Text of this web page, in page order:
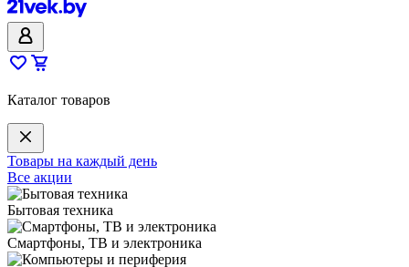
Каталог товаров
Товары на каждый день
Все акции
Бытовая техника
Смартфоны, ТВ и электроника